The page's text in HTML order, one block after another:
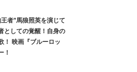
者”馬狼照英を演じて
としての覚醒！自身の
！ 映画『ブルーロッ
！